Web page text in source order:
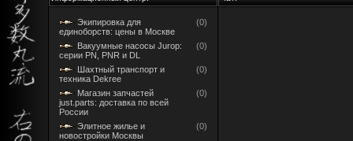
Экипировка для
единоборств: цены в Москве
(0)
Вакуумные насосы Jurop:
серии PN, PNR и DL
(0)
Шахтный транспорт и
техника Dekree
(0)
Магазин запчастей
just.parts: доставка по всей
России
(0)
Элитное жилье и
новостройки Москвы
(0)